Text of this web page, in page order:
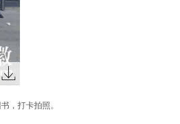
，打卡拍照。